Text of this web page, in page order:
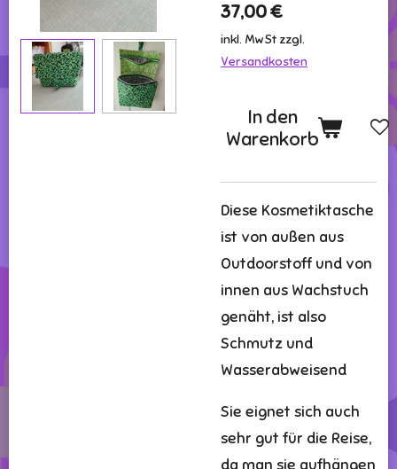
37,00 €
inkl. MwSt zzgl.
Versandkosten
In den
Warenkorb
Diese Kosmetiktasche
ist von außen aus
Outdoorstoff und von
innen aus Wachstuch
genäht, ist also
Schmutz und
Wasserabweisend
Sie eignet sich auch
sehr gut für die Reise,
da man sie aufhängen